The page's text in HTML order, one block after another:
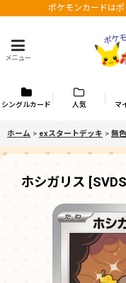
ポケモンカードは
メニュー
シングルカード 人気 マ
ホーム > exスタートデッキ > 無
ホシガリス [